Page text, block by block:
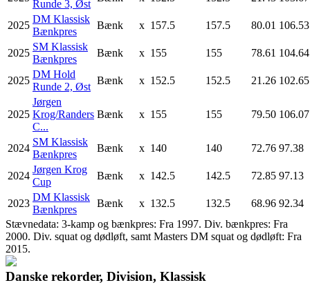
Runde 3, Øst
2025
DM Klassisk
Bænkpres
Bænk x 157.5 157.5 80.01 106.53
2025
SM Klassisk
Bænkpres
Bænk x 155 155 78.61 104.64
2025
DM Hold
Runde 2, Øst
Bænk x 152.5 152.5 21.26 102.65
2025
Jørgen
Krog/Randers
C...
Bænk x 155 155 79.50 106.07
2024
SM Klassisk
Bænkpres
Bænk x 140 140 72.76 97.38
2024
Jørgen Krog
Cup
Bænk x 142.5 142.5 72.85 97.13
2023
DM Klassisk
Bænkpres
Bænk x 132.5 132.5 68.96 92.34
Stævnedata: 3-kamp og bænkpres: Fra 1997. Div. bænkpres: Fra
2000. Div. squat og dødløft, samt Masters DM squat og dødløft: Fra
2015.
Danske rekorder, Division, Klassisk